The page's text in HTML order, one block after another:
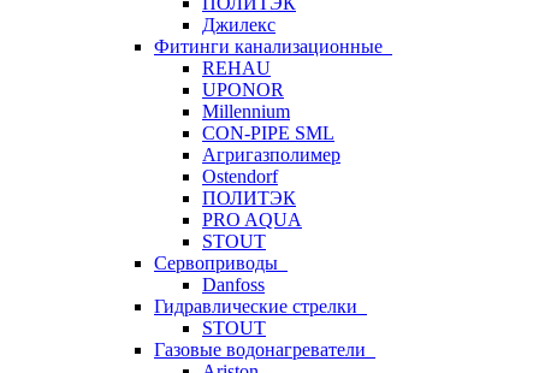
Джилекс
Фитинги канализационные
REHAU
UPONOR
Millennium
CON-PIPE SML
Агригазполимер
Ostendorf
ПОЛИТЭК
PRO AQUA
STOUT
Сервоприводы
Danfoss
Гидравлические стрелки
STOUT
Газовые водонагреватели